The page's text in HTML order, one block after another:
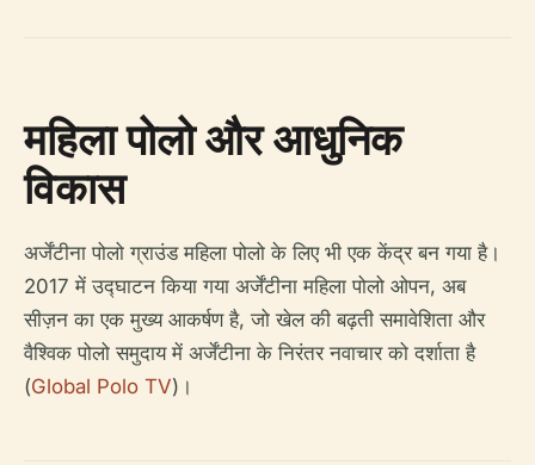
महिला पोलो और आधुनिक
विकास
अर्जेंटीना पोलो ग्राउंड महिला पोलो के लिए भी एक केंद्र बन गया है।
2017 में उद्घाटन किया गया अर्जेंटीना महिला पोलो ओपन, अब
सीज़न का एक मुख्य आकर्षण है, जो खेल की बढ़ती समावेशिता और
वैश्विक पोलो समुदाय में अर्जेंटीना के निरंतर नवाचार को दर्शाता है
(Global Polo TV)।